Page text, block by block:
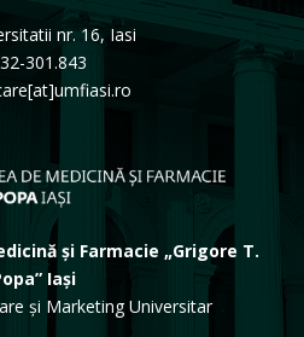
nr. 16, Iasi
301.843
și Farmacie „Grigore T.
Iași
și Marketing Universitar